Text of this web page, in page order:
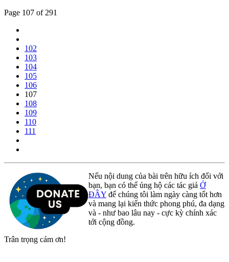
Page 107 of 291
102
103
104
105
106
107
108
109
110
111
Nếu nội dung của bài trên hữu ích đối với
bạn, bạn có thể ủng hộ các tác giả Ở
ĐÂY để chúng tôi làm ngày càng tốt hơn
và mang lại kiến thức phong phú, đa dạng
và - như bao lâu nay - cực kỳ chính xác
tới cộng đồng.
Trân trọng cám ơn!